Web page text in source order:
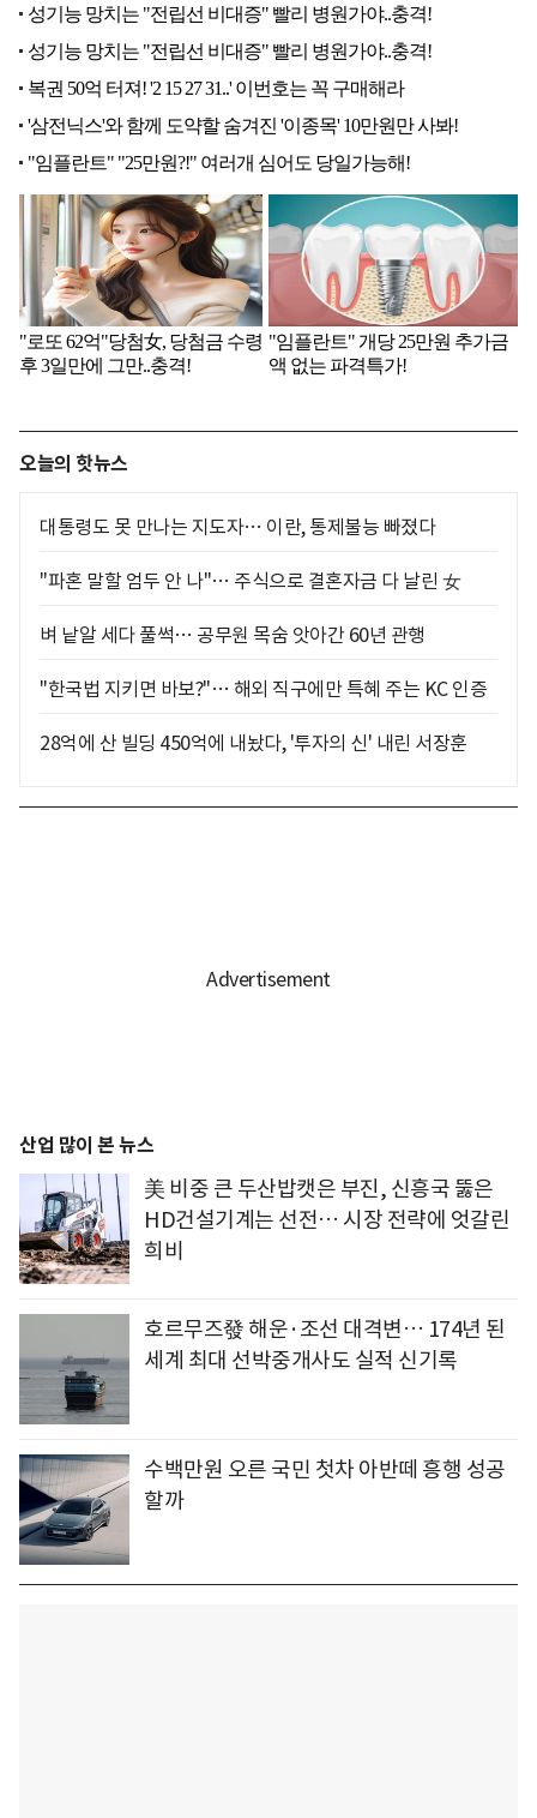
오늘의 핫뉴스
대통령도 못 만나는 지도자… 이란, 통제불능 빠졌다
"파혼 말할 엄두 안 나"… 주식으로 결혼자금 다 날린 女
벼 낱알 세다 풀썩… 공무원 목숨 앗아간 60년 관행
"한국법 지키면 바보?"… 해외 직구에만 특혜 주는 KC 인증
28억에 산 빌딩 450억에 내놨다, '투자의 신' 내린 서장훈
산업 많이 본 뉴스
美 비중 큰 두산밥캣은 부진, 신흥국 뚫은
HD건설기계는 선전… 시장 전략에 엇갈린
희비
호르무즈發 해운·조선 대격변… 174년 된
세계 최대 선박중개사도 실적 신기록
수백만원 오른 국민 첫차 아반떼 흥행 성공
할까